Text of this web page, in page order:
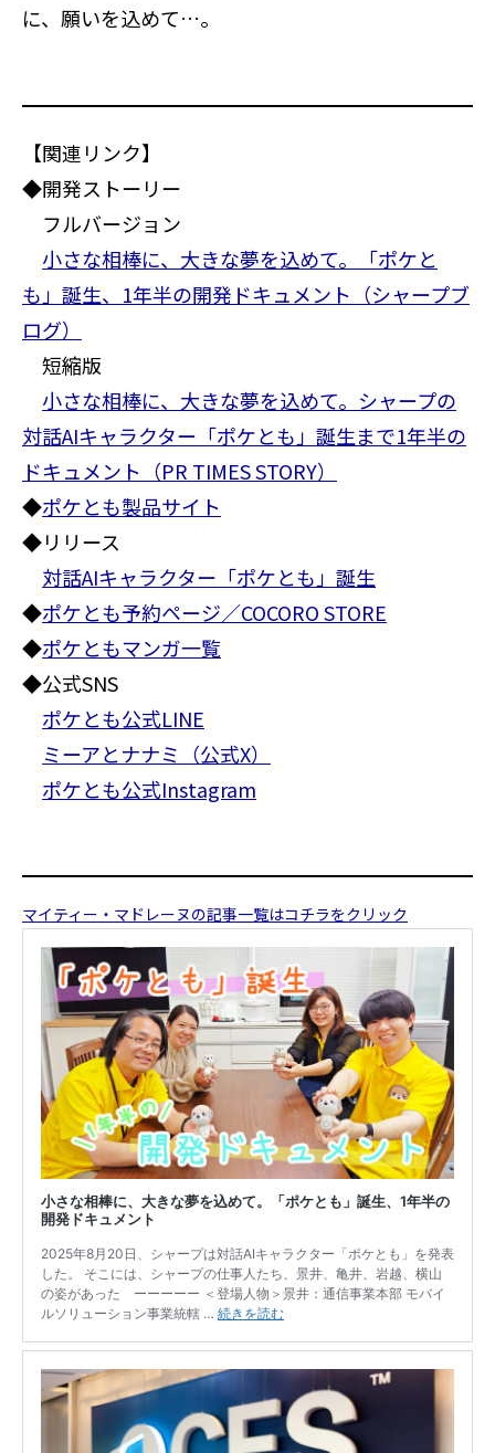
に、願いを込めて…。
【関連リンク】
◆開発ストーリー
フルバージョン
小さな相棒に、大きな夢を込めて。「ポケと
も」誕生、1年半の開発ドキュメント（シャープブ
ログ）
短縮版
小さな相棒に、大きな夢を込めて。シャープの
対話AIキャラクター「ポケとも」誕生まで1年半の
ドキュメント（PR TIMES STORY）
◆ポケとも製品サイト
◆リリース
対話AIキャラクター「ポケとも」誕生
◆ポケとも予約ページ／COCORO STORE
◆ポケともマンガ一覧
◆公式SNS
ポケとも公式LINE
ミーアとナナミ（公式X）
ポケとも公式Instagram
マイティー・マドレーヌの記事一覧はコチラをクリック